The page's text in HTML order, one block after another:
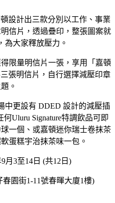
設計出三款分別以工作、事業
信片，透過疊印，整張圖案就
為大家釋放壓力。
限量明信片一張，享用「嘉頓
張明信片，自行選擇減壓印章
。
中更設有 DDED 設計的減壓插
何Uluru Signature特調飲品可即
一個、或嘉頓迷你瑞士卷抹茶
蛋糕宇治抹茶味一包。
9月 3至14 日 (共12 日 )
春園街1-11號春暉大廈1樓)